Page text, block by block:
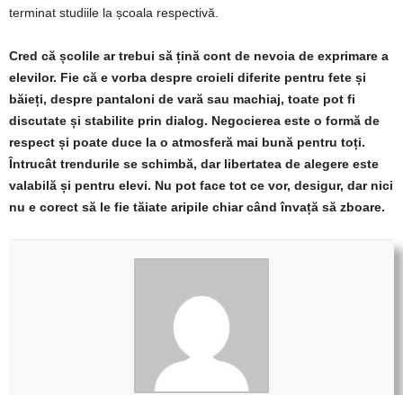
terminat studiile la școala respectivă.
Cred că școlile ar trebui să țină cont de nevoia de exprimare a
elevilor. Fie că e vorba despre croieli diferite pentru fete și
băieți, despre pantaloni de vară sau machiaj, toate pot fi
discutate și stabilite prin dialog. Negocierea este o formă de
respect și poate duce la o atmosferă mai bună pentru toți.
Întrucât trendurile se schimbă, dar libertatea de alegere este
valabilă și pentru elevi. Nu pot face tot ce vor, desigur, dar nici
nu e corect să le fie tăiate aripile chiar când învață să zboare.